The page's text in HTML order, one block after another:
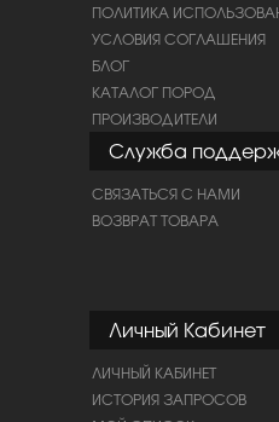
ПОЛИТИКА
УСЛОВИЯ СОГЛАШЕНИЯ
БЛОГ
КАТАЛОГ ПОРОД
ПРОИЗВОДИТЕЛИ
Служба
СВЯЗАТЬСЯ С НАМИ
ВОЗВРАТ ТОВАРА
Личный Кабинет
ЛИЧНЫЙ КАБИНЕТ
ИСТОРИЯ ЗАПРОСОВ